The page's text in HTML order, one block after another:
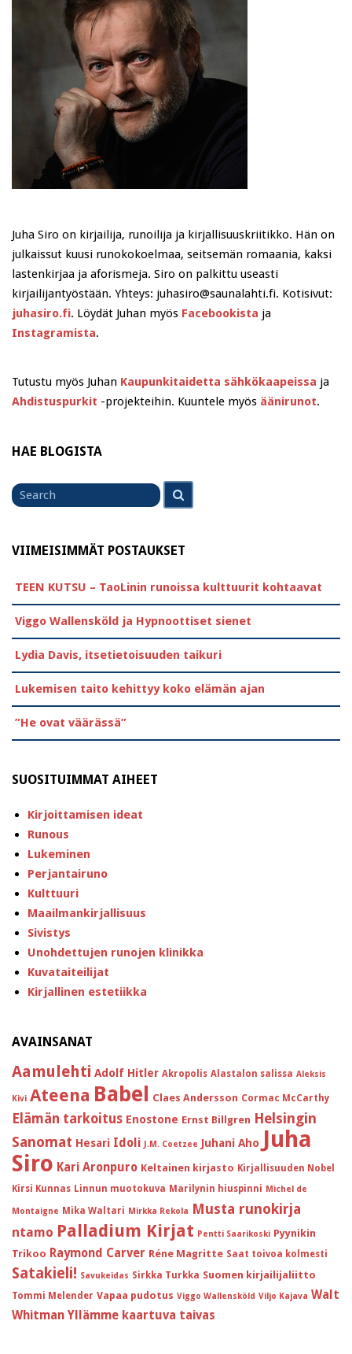
Juha Siro on kirjailija, runoilija ja kirjallisuuskriitikko. Hän on
julkaissut kuusi runokokoelmaa, seitsemän romaania, kaksi
lastenkirjaa ja aforismeja. Siro on palkittu useasti
kirjailijantyöstään. Yhteys: juhasiro@saunalahti.fi. Kotisivut:
juhasiro.fi. Löydät Juhan myös Facebookista ja
Instagramista.
Tutustu myös Juhan Kaupunkitaidetta sähkökaapeissa ja
Ahdistuspurkit -projekteihin. Kuuntele myös äänirunot.
HAE BLOGISTA
Search
for
VIIMEISIMMÄT POSTAUKSET
TEEN KUTSU – TaoLinin runoissa kulttuurit kohtaavat
Viggo Wallensköld ja Hypnoottiset sienet
Lydia Davis, itsetietoisuuden taikuri
Lukemisen taito kehittyy koko elämän ajan
”He ovat väärässä”
SUOSITUIMMAT AIHEET
Kirjoittamisen ideat
Runous
Lukeminen
Perjantairuno
Kulttuuri
Maailmankirjallisuus
Sivistys
Unohdettujen runojen klinikka
Kuvataiteilijat
Kirjallinen estetiikka
AVAINSANAT
Aamulehti Adolf Hitler Akropolis Alastalon salissa Aleksis
Kivi Ateena Babel Claes Andersson Cormac McCarthy
Elämän tarkoitus Enostone Ernst Billgren Helsingin
Sanomat Hesari Idoli J.M. Coetzee Juhani Aho Juha
Siro Kari Aronpuro Keltainen kirjasto Kirjallisuuden Nobel
Kirsi Kunnas Linnun muotokuva Marilynin hiuspinni Michel de
Montaigne Mika Waltari Mirkka Rekola Musta runokirja
ntamo Palladium Kirjat Pentti Saarikoski Pyynikin
Trikoo Raymond Carver Réne Magritte Saat toivoa kolmesti
Satakieli! Savukeidas Sirkka Turkka Suomen kirjailijaliitto
Tommi Melender Vapaa pudotus Viggo Wallensköld Viljo Kajava Walt
Whitman Yllämme kaartuva taivas